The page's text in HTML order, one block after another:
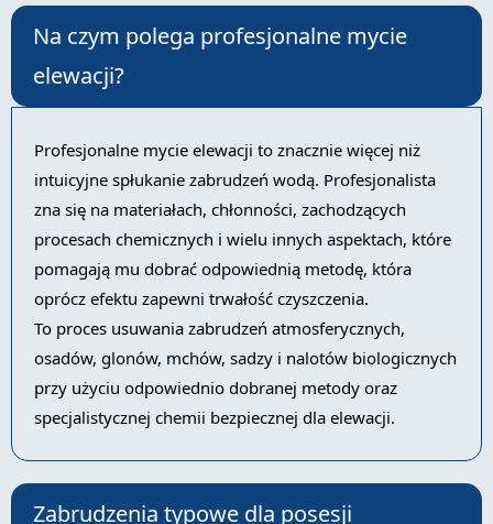
Na czym polega profesjonalne mycie
elewacji?
Profesjonalne mycie elewacji to znacznie więcej niż
intuicyjne spłukanie zabrudzeń wodą. Profesjonalista
zna się na materiałach, chłonności, zachodzących
procesach chemicznych i wielu innych aspektach, które
pomagają mu dobrać odpowiednią metodę, która
oprócz efektu zapewni trwałość czyszczenia.
To proces usuwania zabrudzeń atmosferycznych,
osadów, glonów, mchów, sadzy i nalotów biologicznych
przy użyciu odpowiednio dobranej metody oraz
specjalistycznej chemii bezpiecznej dla elewacji.
Zabrudzenia typowe dla posesji